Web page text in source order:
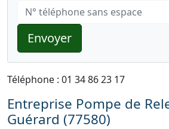
Envoyer
Téléphone : 01 34 86 23 17
Entreprise Pompe de
Guérard (77580)